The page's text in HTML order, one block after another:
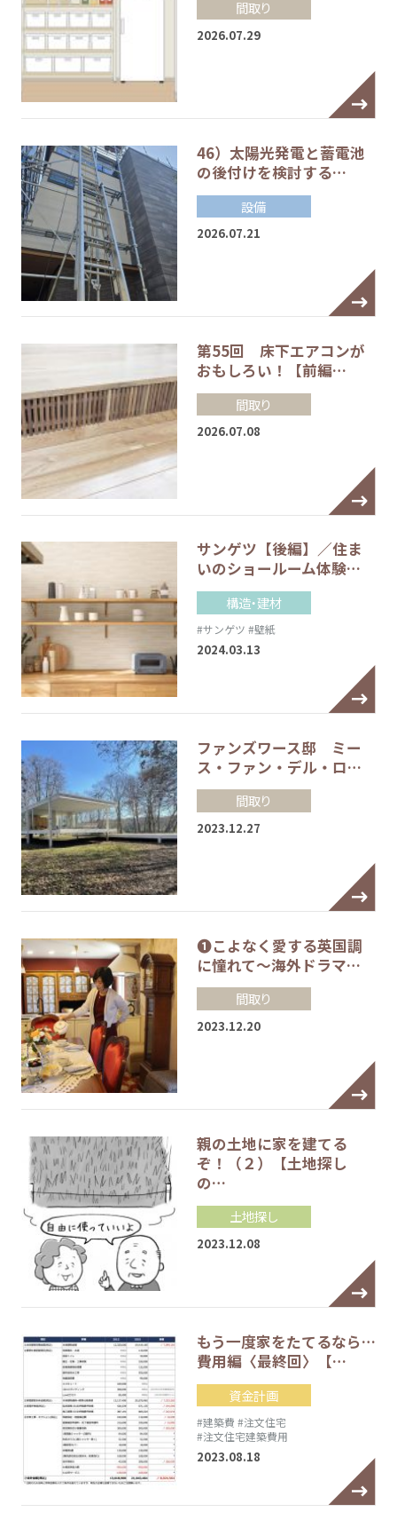
間取り
2026.07.29
46）太陽光発電と蓄電池
の後付けを検討する…
設備
2026.07.21
第55回 床下エアコンが
おもしろい！【前編…
間取り
2026.07.08
サンゲツ【後編】／住ま
いのショールーム体験…
構造・建材
#サンゲツ #壁紙
2024.03.13
ファンズワース邸 ミー
ス・ファン・デル・ロ…
間取り
2023.12.27
❶こよなく愛する英国調
に憧れて～海外ドラマ…
間取り
2023.12.20
親の土地に家を建てる
ぞ！（２）【土地探し
の…
土地探し
2023.12.08
もう一度家をたてるなら…
費用編〈最終回〉【…
資金計画
#建築費 #注文住宅
#注文住宅建築費用
2023.08.18